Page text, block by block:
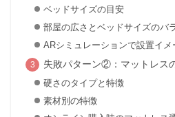
ベッドサイズの目安
部屋の広さとベッドサイズのバ
ARシミュレーションで設置イメ
失敗パターン②：マットレス
硬さのタイプと特徴
素材別の特徴